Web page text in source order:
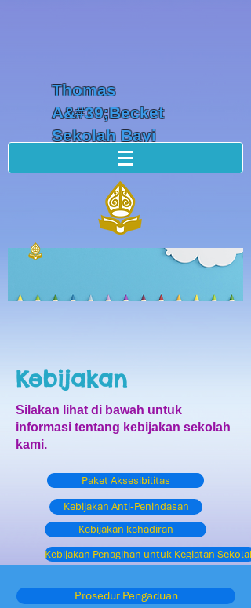
Thomas
A&#39;Becket
Sekolah Bayi
Kebijakan
Silakan lihat di bawah untuk
informasi tentang kebijakan sekolah
kami.
Paket Aksesibilitas
Kebijakan Anti-Penindasan
Kebijakan kehadiran
Kebijakan Penagihan untuk Kegiatan Sekolah
Prosedur Pengaduan